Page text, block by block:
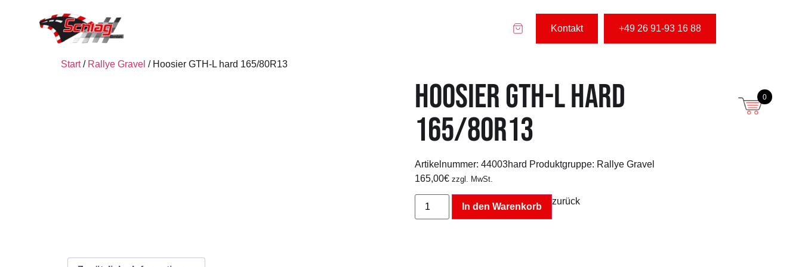
Kontakt +49 26 91-93 16 88
Start/ Rallye Gravel / Hoosier GTH-L hard 165/80R13
HOOSIER GTH-L HARD
165/80R13
Artikelnummer: 44003hard Produktgruppe: Rallye Gravel
165,00€ zzgl. MwSt.
In den Warenkorb
zurück
0